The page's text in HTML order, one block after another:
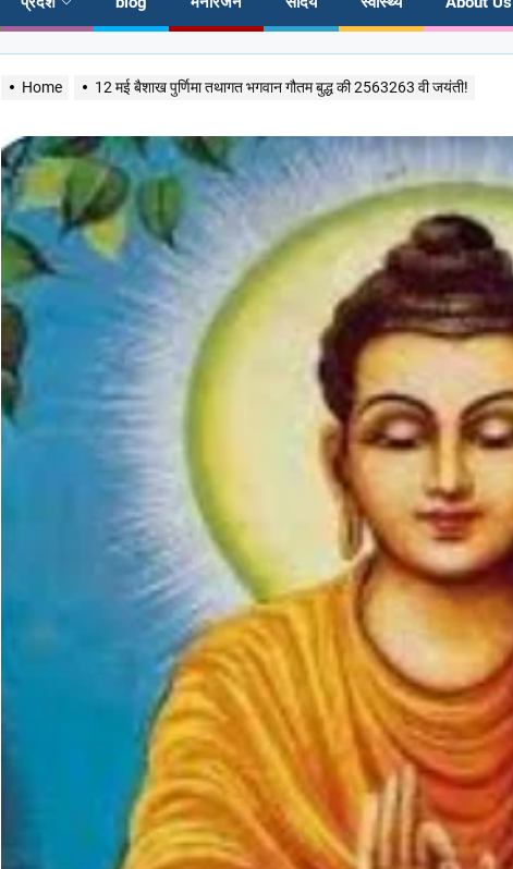
Home 12 मई बैशाख पुर्णिमा तथागत भगवान गौतम बुद्ध की 2563263 वी जयंती!